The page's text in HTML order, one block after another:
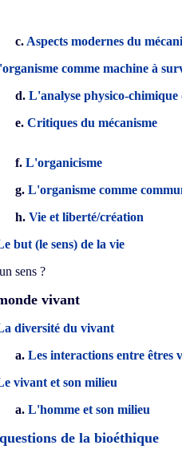
c. Aspects modernes du
comme machine à
d. L'analyse physico-chimique
e. Critiques du mécanisme
f. L'organicisme
g. L'organisme comme
h. Vie et liberté/création
but (le sens) de la vie
sens ?
vivant
diversité du vivant
a. Les interactions entre êtres
vivant et son milieu
a. L'homme et son milieu
de la bioéthique